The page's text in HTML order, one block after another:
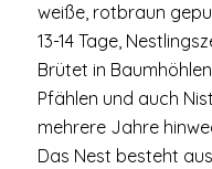
weiße, rotbraun
13-14 Tage,
Brütet in
Pfählen und auch
mehrere Jahre
Das Nest besteht